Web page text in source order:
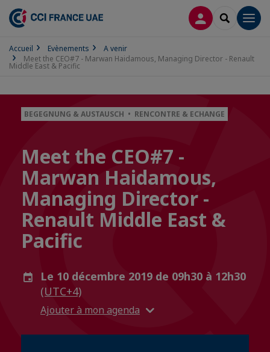
CONNEXION
Accueil Evènements
A venir
Meet the CEO#7 - Marwan Haidamous, Managing Director - Renault
Middle East & Pacific
BEGEGNUNG & AUSTAUSCH • RENCONTRE & ECHANGE
Meet the CEO#7 -
Marwan Haidamous,
Managing Director -
Renault Middle East &
Pacific
Le 10 décembre 2019 de 09h30 à 12h30
(UTC+4)
Ajouter à mon agenda